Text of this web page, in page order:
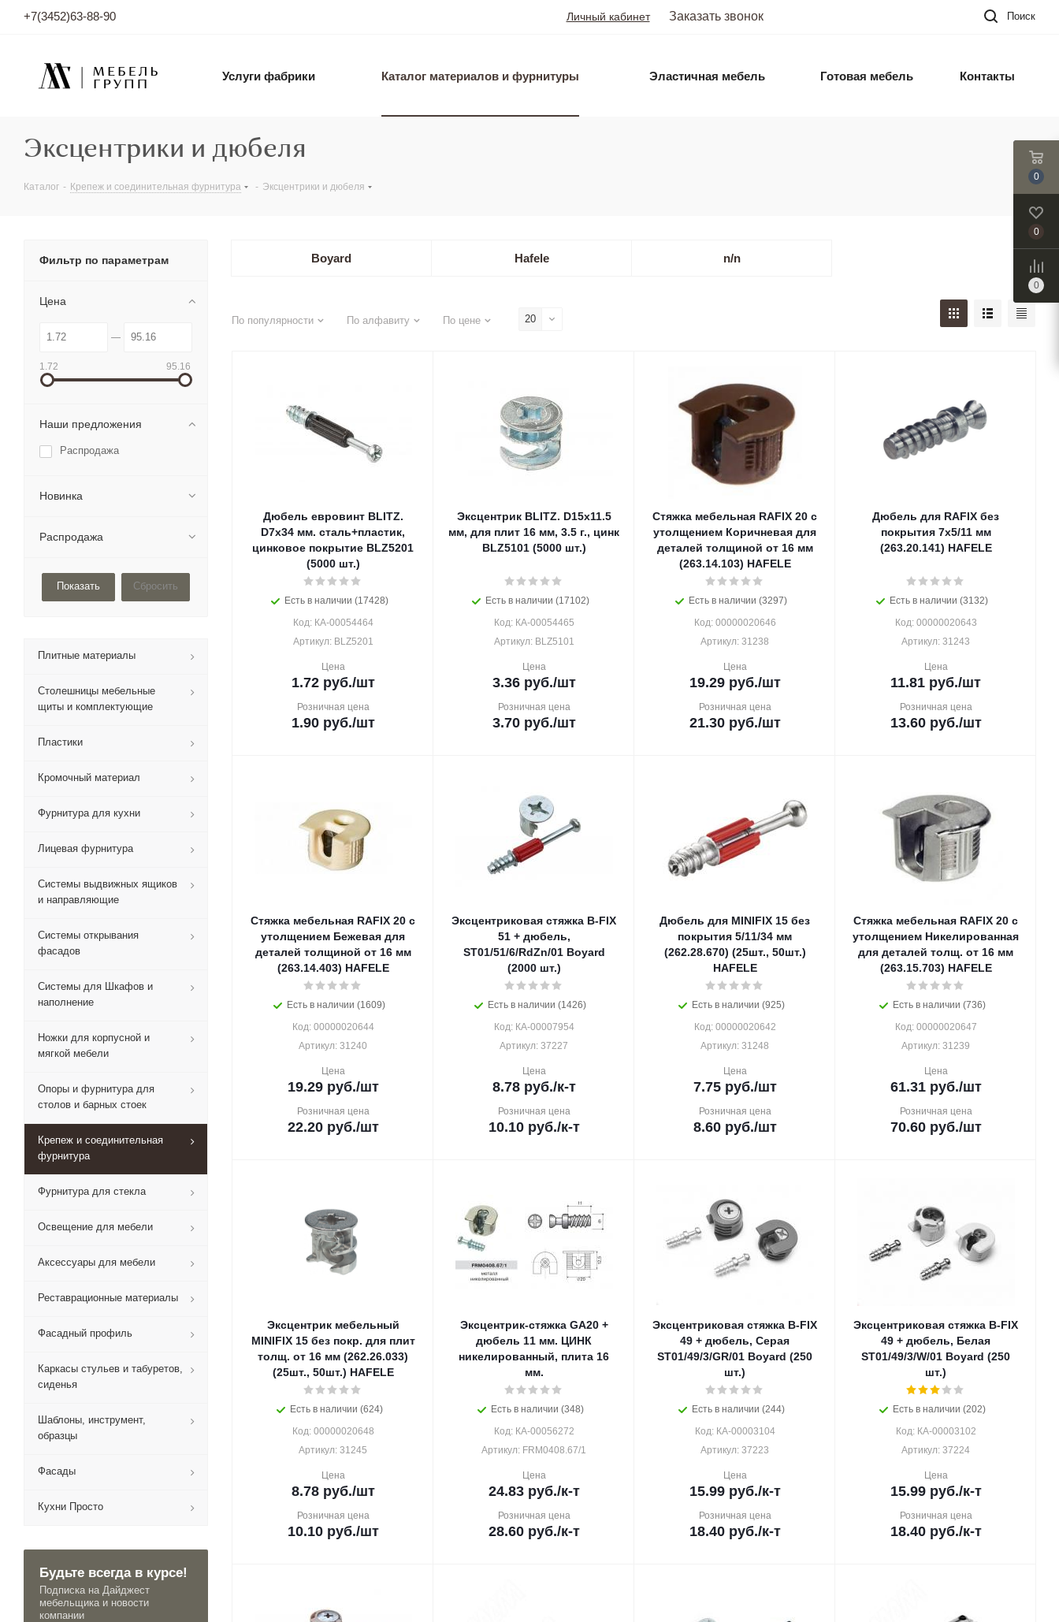
+7(3452)63-88-90 Личный кабинет Заказать звонок Поиск
Услуги фабрики Каталог материалов и фурнитуры Эластичная мебель Готовая мебель Контакты
Эксцентрики и дюбеля
Каталог - Крепеж и соединительная фурнитура - Эксцентрики и дюбеля
Boyard Hafele n/n
По популярности По алфавиту По цене 20
Дюбель евровинт BLITZ.
D7x34 мм. сталь+пластик,
цинковое покрытие BLZ5201
(5000 шт.)
Есть в наличии (17428)
Код: КА-00054464
Артикул: BLZ5201
Цена
1.72руб./шт
Розничная цена
1.90руб./шт
Эксцентрик BLITZ. D15x11.5
мм, для плит 16 мм, 3.5 г., цинк
BLZ5101 (5000 шт.)
Есть в наличии (17102)
Код: КА-00054465
Артикул: BLZ5101
Цена
3.36руб./шт
Розничная цена
3.70руб./шт
Стяжка мебельная RAFIX 20 с
утолщением Коричневая для
деталей толщиной от 16 мм
(263.14.103) HAFELE
Есть в наличии (3297)
Код: 00000020646
Артикул: 31238
Цена
19.29руб./шт
Розничная цена
21.30руб./шт
Дюбель для RAFIX без
покрытия 7х5/11 мм
(263.20.141) HAFELE
Есть в наличии (3132)
Код: 00000020643
Артикул: 31243
Цена
11.81 руб./шт
Розничная цена
13.60руб./шт
Стяжка мебельная RAFIX 20 с
утолщением Бежевая для
деталей толщиной от 16 мм
(263.14.403) HAFELE
Есть в наличии (1609)
Код: 00000020644
Артикул: 31240
Цена
19.29руб./шт
Розничная цена
22.20руб./шт
Эксцентриковая стяжка B-FIX
51 + дюбель,
ST01/51/6/RdZn/01 Boyard
(2000 шт.)
Есть в наличии (1426)
Код: КА-00007954
Артикул: 37227
Цена
8.78руб./к-т
Розничная цена
10.10руб./к-т
Дюбель для MINIFIX 15 без
покрытия 5/11/34 мм
(262.28.670) (25шт., 50шт.)
HAFELE
Есть в наличии (925)
Код: 00000020642
Артикул: 31248
Цена
7.75руб./шт
Розничная цена
8.60руб./шт
Стяжка мебельная RAFIX 20 с
утолщением Никелированная
для деталей толщ. от 16 мм
(263.15.703) HAFELE
Есть в наличии (736)
Код: 00000020647
Артикул: 31239
Цена
61.31руб./шт
Розничная цена
70.60руб./шт
Эксцентрик мебельный
MINIFIX 15 без покр. для плит
толщ. от 16 мм (262.26.033)
(25шт., 50шт.) HAFELE
Есть в наличии (624)
Код: 00000020648
Артикул: 31245
Цена
8.78руб./шт
Розничная цена
10.10руб./шт
Эксцентрик-стяжка GA20 +
дюбель 11 мм. ЦИНК
никелированный, плита 16
мм.
Есть в наличии (348)
Код: КА-00056272
Артикул: FRM0408.67/1
Цена
24.83руб./к-т
Розничная цена
28.60руб./к-т
Эксцентриковая стяжка B-FIX
49 + дюбель, Серая
ST01/49/3/GR/01 Boyard (250
шт.)
Есть в наличии (244)
Код: КА-00003104
Артикул: 37223
Цена
15.99руб./к-т
Розничная цена
18.40руб./к-т
Эксцентриковая стяжка B-FIX
49 + дюбель, Белая
ST01/49/3/W/01 Boyard (250
шт.)
Есть в наличии (202)
Код: КА-00003102
Артикул: 37224
Цена
15.99руб./к-т
Розничная цена
18.40руб./к-т
Фильтр по параметрам
Цена
1.72 95.16
Наши предложения
Распродажа
Новинка
Распродажа
Сбросить
Плитные материалы
Столешницы мебельные
щиты и комплектующие
Пластики
Кромочный материал
Фурнитура для кухни
Лицевая фурнитура
Системы выдвижных ящиков
и направляющие
Системы открывания
фасадов
Системы для Шкафов и
наполнение
Ножки для корпусной и
мягкой мебели
Опоры и фурнитура для
столов и барных стоек
Крепеж и соединительная
фурнитура
Фурнитура для стекла
Освещение для мебели
Аксессуары для мебели
Реставрационные материалы
Фасадный профиль
Каркасы стульев и табуретов,
сиденья
Шаблоны, инструмент,
образцы
Фасады
Кухни Просто
Будьте всегда в курсе!
Подписка на Дайджест
мебельщика и новости
компании
0
0
0